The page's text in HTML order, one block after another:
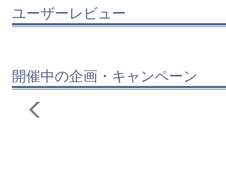
ユーザーレビュー
開催中の企画・キャンペーン